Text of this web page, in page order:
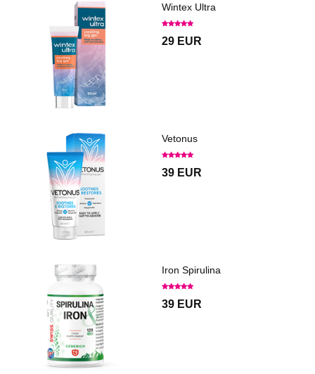
Wintex Ultra
29 EUR
Vetonus
39 EUR
Iron Spirulina
39 EUR